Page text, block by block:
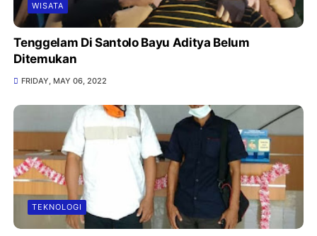
WISATA
Tenggelam Di Santolo Bayu Aditya Belum
Ditemukan
FRIDAY, MAY 06, 2022
TEKNOLOGI